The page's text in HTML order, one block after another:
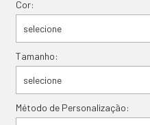
Cor:
selecione
Tamanho:
selecione
Método de Personalização: